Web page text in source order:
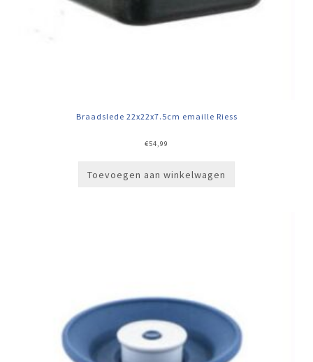
Braadslede 22x22x7.5cm emaille Riess
€54,99
Toevoegen aan winkelwagen